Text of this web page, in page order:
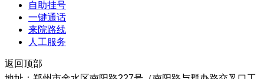
自助挂号
一键通话
来院路线
人工服务
返回顶部